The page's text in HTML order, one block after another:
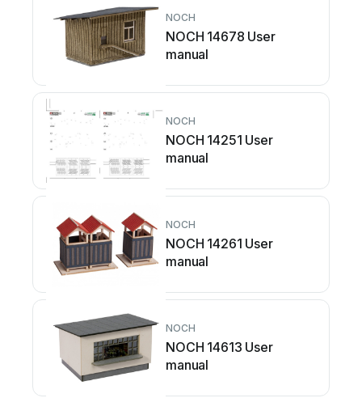
NOCH
NOCH 14678 User
manual
NOCH
NOCH 14251 User
manual
NOCH
NOCH 14261 User
manual
NOCH
NOCH 14613 User
manual